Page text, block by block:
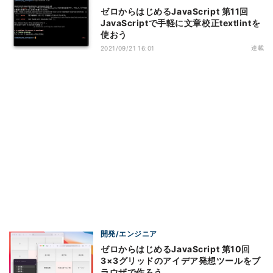
ゼロからはじめるJavaScript 第11回
JavaScriptで手軽に文章校正textlintを
使おう
2021/09/21 16:01 連載
開発/エンジニア
ゼロからはじめるJavaScript 第10回
3×3グリッドのアイデア発想ツールをブ